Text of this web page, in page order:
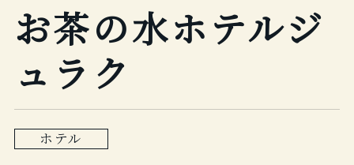
お茶の水ホテルジ
ュラク
ホテル